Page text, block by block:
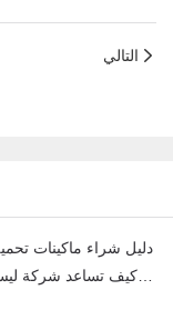
التالي
دليل شراء ماكينات
كيف تساعد شركة